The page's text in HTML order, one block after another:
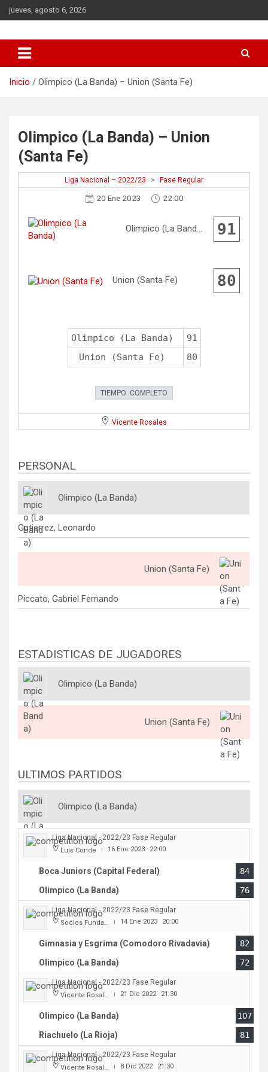
Saltar
al
jueves, agosto 6, 2026
DATA Basquet
Inicio Olimpico (La Banda) – Union (Santa Fe)
Olimpico (La Banda) – Union
(Santa Fe)
Liga Nacional – 2022/23 > Fase Regular
20 Ene 2023 22:00
91
Union (Santa Fe) 80
Olimpico (La Banda)
91
Union (Santa Fe)
80
TIEMPO COMPLETO
Vicente Rosales
PERSONAL
Olimpico (La Banda)
Gutierrez, Leonardo
Union (Santa Fe)
Piccato, Gabriel Fernando
ESTADISTICAS DE JUGADORES
Olimpico (La Banda)
Union (Santa Fe)
ULTIMOS PARTIDOS
Olimpico (La Banda)
Liga Nacional - 2022/23 Fase Regular
Luis Conde | 16 Ene 2023 22:00
Boca Juniors (Capital Federal)
84
Olimpico (La Banda)
76
Liga Nacional - 2022/23 Fase Regular
Socios Fundadores | 14 Ene 2023 20:00
Gimnasia y Esgrima (Comodoro Rivadavia)
82
Olimpico (La Banda)
72
Liga Nacional - 2022/23 Fase Regular
Vicente Rosales | 21 Dic 2022 21:30
Olimpico (La Banda)
107
Riachuelo (La Rioja)
81
Liga Nacional - 2022/23 Fase Regular
Vicente Rosales | 8 Dic 2022 21:30